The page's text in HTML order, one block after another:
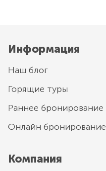
Информация
Наш блог
Горящие туры
Раннее бронирование
Онлайн бронирование
Компания